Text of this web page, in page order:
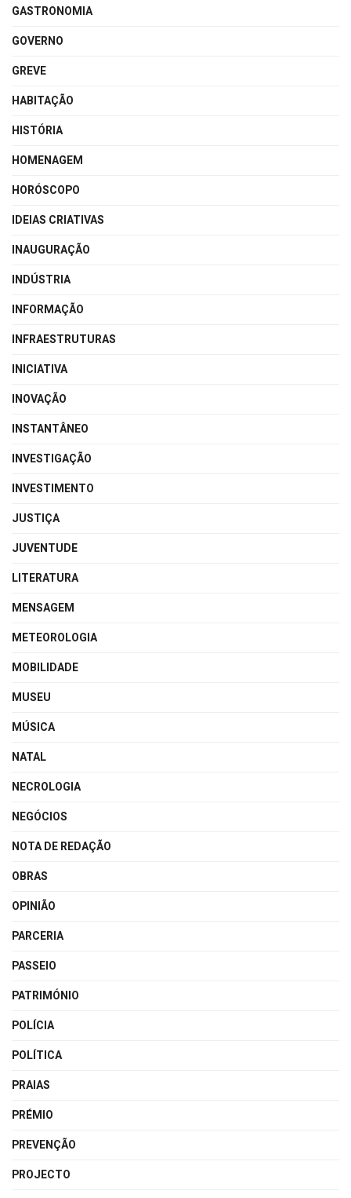
GASTRONOMIA
GOVERNO
GREVE
HABITAÇÃO
HISTÓRIA
HOMENAGEM
HORÓSCOPO
IDEIAS CRIATIVAS
INAUGURAÇÃO
INDÚSTRIA
INFORMAÇÃO
INFRAESTRUTURAS
INICIATIVA
INOVAÇÃO
INSTANTÂNEO
INVESTIGAÇÃO
INVESTIMENTO
JUSTIÇA
JUVENTUDE
LITERATURA
MENSAGEM
METEOROLOGIA
MOBILIDADE
MUSEU
MÚSICA
NATAL
NECROLOGIA
NEGÓCIOS
NOTA DE REDAÇÃO
OBRAS
OPINIÃO
PARCERIA
PASSEIO
PATRIMÓNIO
POLÍCIA
POLÍTICA
PRAIAS
PRÉMIO
PREVENÇÃO
PROJECTO